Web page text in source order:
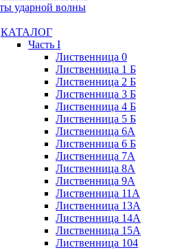
ударной волны
КАТАЛОГ
Часть I
Лиственница 0
Лиственница 1 Б
Лиственница 2 Б
Лиственница 3 Б
Лиственница 4 Б
Лиственница 5 Б
Лиственница 6А
Лиственница 6 Б
Лиственница 7А
Лиственница 8А
Лиственница 9А
Лиственница 11А
Лиственница 13А
Лиственница 14А
Лиственница 15А
Лиственница 104